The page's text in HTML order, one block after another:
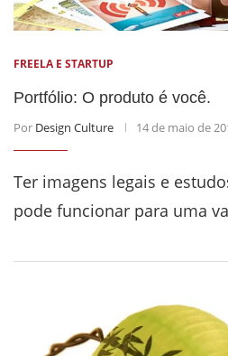
FREELA E STARTUP
Portfólio: O produto é você.
Por Design Culture 14 de maio de
Ter imagens legais e
pode funcionar para uma